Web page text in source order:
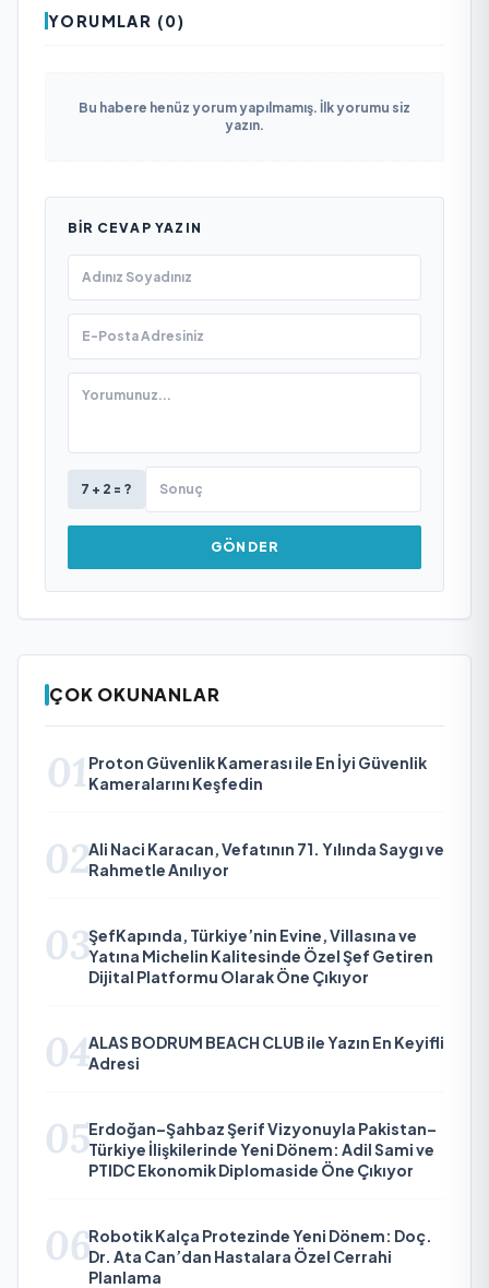
YORUMLAR (0)
Bu habere henüz yorum yapılmamış. İlk yorumu siz
yazın.
BIR CEVAP YAZIN
7 + 2 = ?
GÖNDER
ÇOK OKUNANLAR
01 Proton Güvenlik Kamerası ile En İyi Güvenlik
Kameralarını Keşfedin
02Ali Naci Karacan, Vefatının 71. Yılında Saygı ve
Rahmetle Anılıyor
03ŞefKapında, Türkiye’nin Evine, Villasına ve
Yatına Michelin Kalitesinde Özel Şef Getiren
Dijital Platformu Olarak Öne Çıkıyor
04ALAS BODRUM BEACH CLUB ile Yazın En Keyifli
Adresi
05Erdoğan–Şahbaz Şerif Vizyonuyla Pakistan–
Türkiye İlişkilerinde Yeni Dönem: Adil Sami ve
PTIDC Ekonomik Diplomaside Öne Çıkıyor
06Robotik Kalça Protezinde Yeni Dönem: Doç.
Dr. Ata Can’dan Hastalara Özel Cerrahi
Planlama